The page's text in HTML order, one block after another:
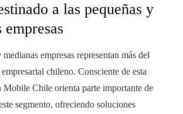
a las pequeñas y
empresas
empresas representan más del
chileno. Consciente de esta
Chile orienta parte importante de
segmento, ofreciendo soluciones